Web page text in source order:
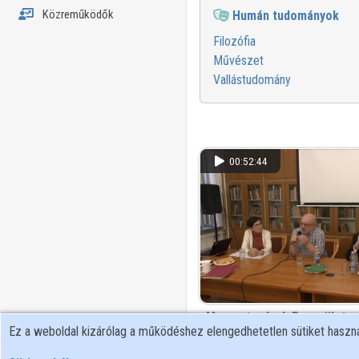
Közreműködők
Humán tudományok
Filozófia
Művészet
Vallástudomány
00:52:44
Magyartanárok Egyesülete
beszélgetés
Ez a weboldal kizárólag a működéshez elengedhetetlen sütiket